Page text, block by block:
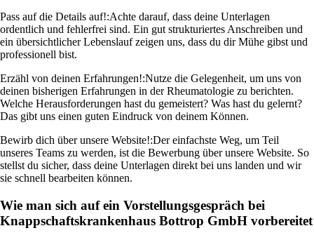
Pass auf die Details auf!:Achte darauf, dass deine Unterlagen
ordentlich und fehlerfrei sind. Ein gut strukturiertes Anschreiben und
ein übersichtlicher Lebenslauf zeigen uns, dass du dir Mühe gibst und
professionell bist.
Erzähl von deinen Erfahrungen!:Nutze die Gelegenheit, um uns von
deinen bisherigen Erfahrungen in der Rheumatologie zu berichten.
Welche Herausforderungen hast du gemeistert? Was hast du gelernt?
Das gibt uns einen guten Eindruck von deinem Können.
Bewirb dich über unsere Website!:Der einfachste Weg, um Teil
unseres Teams zu werden, ist die Bewerbung über unsere Website. So
stellst du sicher, dass deine Unterlagen direkt bei uns landen und wir
sie schnell bearbeiten können.
Wie man sich auf ein Vorstellungsgespräch bei
Knappschaftskrankenhaus Bottrop GmbH vorbereitet